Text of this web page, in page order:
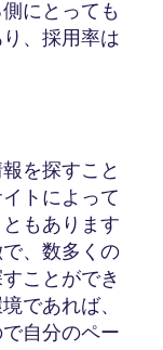
にとっても
、採用率は
を探すこと
トによって
もあります
、数多くの
ことができ
であれば、
自分のペー